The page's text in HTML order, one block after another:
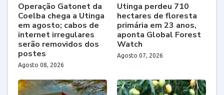
Operação Gatonet da
Coelba chega a Utinga
em agosto; cabos de
internet irregulares
serão removidos dos
postes
Agosto 08, 2026
Utinga perdeu 710
hectares de floresta
primária em 23 anos,
aponta Global Forest
Watch
Agosto 07, 2026